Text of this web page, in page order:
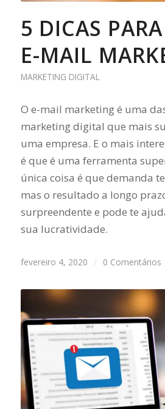
5 DICAS
E-MAIL
MARKETING DIGITAL
O e-mail marketing é uma
marketing digital que mais
uma empresa. E o mais
é que é uma ferramenta
única coisa é que demanda
mas o resultado a longo
surpreendente e pode te
sua lucratividade.
fevereiro 4, 2020 / 0 Comentários